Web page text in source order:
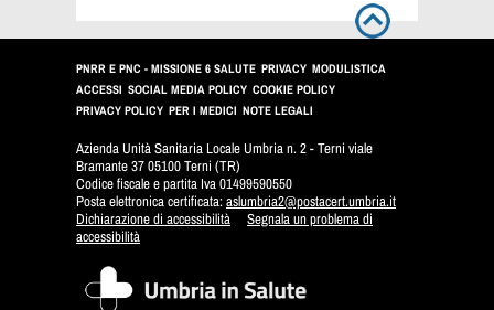
PNRR E PNC - MISSIONE 6 SALUTE PRIVACY MODULISTICA
ACCESSI SOCIAL MEDIA POLICY COOKIE POLICY
PRIVACY POLICY PER I MEDICI NOTE LEGALI
Azienda Unità Sanitaria Locale Umbria n. 2 - Terni viale
Bramante 37 05100 Terni (TR)
Codice fiscale e partita Iva 01499590550
Posta elettronica certificata:aslumbria2@postacert.umbria.it
Dichiarazione di accessibilità
Segnala un problema di
accessibilità